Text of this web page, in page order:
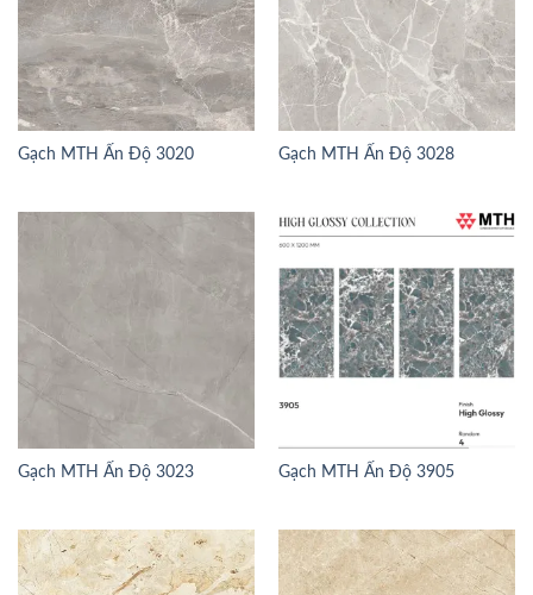
Gạch MTH Ấn Độ 3020 Gạch MTH Ấn Độ 3028
Gạch MTH Ấn Độ 3023 Gạch MTH Ấn Độ 3905